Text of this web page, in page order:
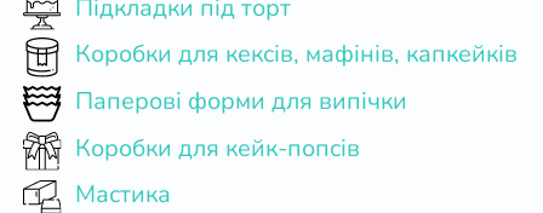
Підкладки під торт
Коробки для кексів, мафінів, капкейків
Паперові форми для випічки
Коробки для кейк-попсів
Мастика